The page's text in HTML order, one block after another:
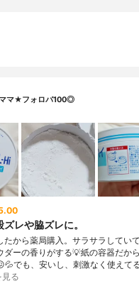
マ★フォロバ100◎
レや脇ズレに。
たから薬局購入。サラサラしてい
ダーの香りがする💡紙の容器だか
でも、安いし、刺激なく使えて
見る